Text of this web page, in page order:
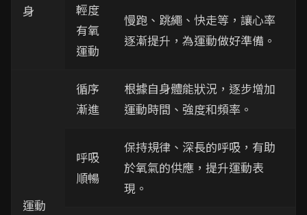
身
輕度
有氧
運動
慢跑、跳繩、快走等，讓心率
逐漸提升，為運動做好準備。
運動
循序
漸進
根據自身體能狀況，逐步增加
運動時間、強度和頻率。
呼吸
順暢
保持規律、深長的呼吸，有助
於氧氣的供應，提升運動表
現。